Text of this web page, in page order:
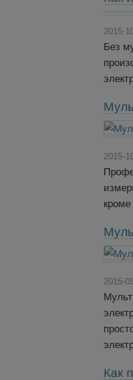
2015-
Без
2015-
2015-
Как